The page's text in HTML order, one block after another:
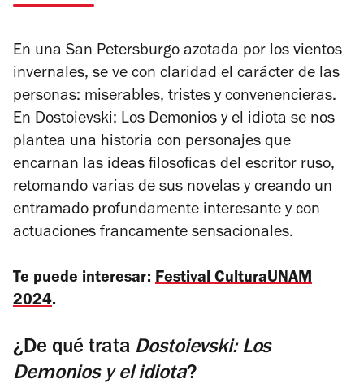
En una San Petersburgo azotada por los vientos
invernales, se ve con claridad el carácter de las
personas: miserables, tristes y convenencieras.
En Dostoievski: Los Demonios y el idiota se nos
plantea una historia con personajes que
encarnan las ideas filosoficas del escritor ruso,
retomando varias de sus novelas y creando un
entramado profundamente interesante y con
actuaciones francamente sensacionales.
Te puede interesar: Festival CulturaUNAM
2024.
¿De qué trata Dostoievski: Los
Demonios y el idiota?